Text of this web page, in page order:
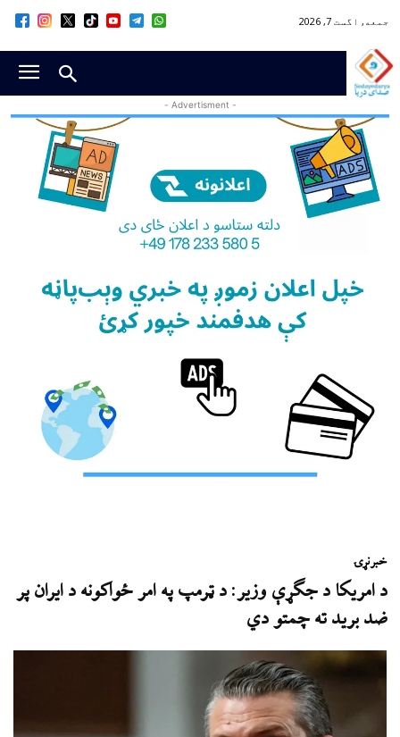
جمعه, اگست 7, 2026
- Advertisment -
خبرنړۍ
د امریکا د جګړې وزیر: د ټرمپ په امر ځواکونه د ایران پر
ضد برید ته چمتو دي